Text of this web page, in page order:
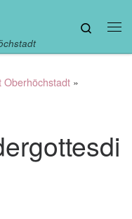
Search
Oberhöchstadt »